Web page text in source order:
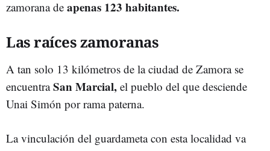
zamorana de apenas 123 habitantes.
Las raíces zamoranas
A tan solo 13 kilómetros de la ciudad de Zamora se
encuentraSan Marcial, el pueblo del que desciende
Unai Simón por rama paterna.
La vinculación del guardameta con esta localidad va